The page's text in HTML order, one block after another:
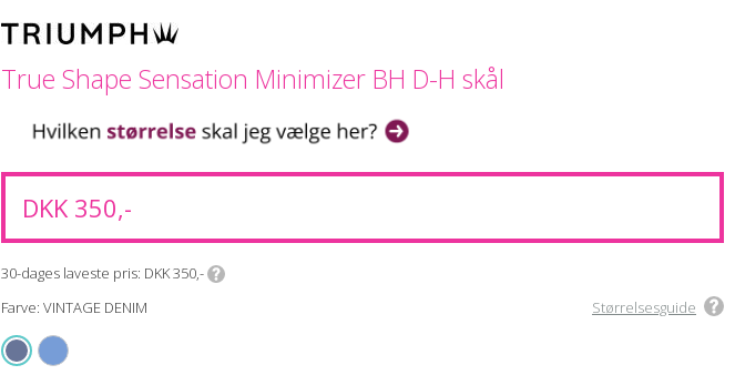
True Shape Sensation Minimizer BH D-H skål
DKK 350,-
30-dages laveste pris DKK 350,-
Farve: VINTAGE DENIM
Størrelsesguide